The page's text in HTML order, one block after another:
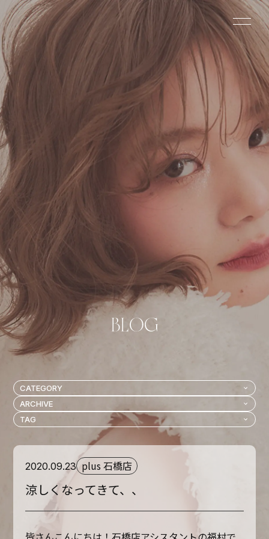
2020.09.23 plus 石橋店
涼しくなってきて、、